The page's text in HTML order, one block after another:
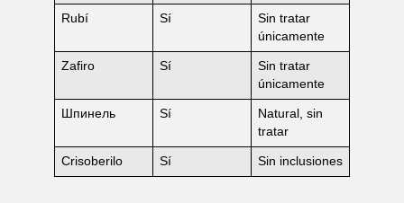
Rubí Sí
Sin tratar
únicamente
Zafiro Sí
Sin tratar
únicamente
Шпинель Sí
Natural, sin
tratar
Crisoberilo Sí Sin inclusiones